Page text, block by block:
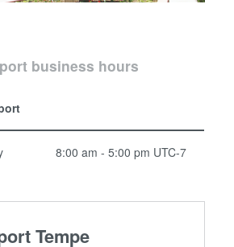
business hours
8:00 am - 5:00 pm UTC-7
Tempe